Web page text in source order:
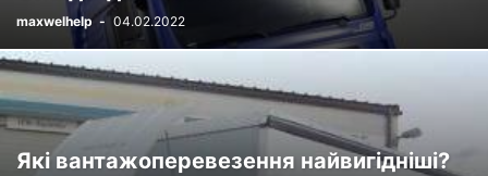
maxwelhelp - 04.02.2022
Які вантажоперевезення найвигідніші?